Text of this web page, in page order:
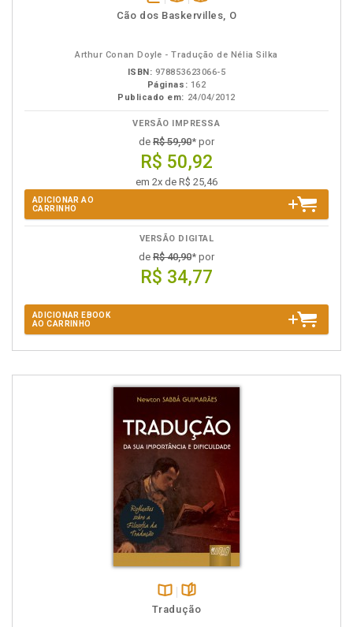
disponívelDisponível
páginas
Cão dos Baskervilles, O
Arthur Conan Doyle - Tradução de Nélia Silka
ISBN: 978853623066-5
Páginas: 162
Publicado em: 24/04/2012
VERSÃO IMPRESSA
de R$ 59,90* por
R$ 50,92
em 2x de R$ 25,46
ADICIONAR AO
CARRINHO
VERSÃO DIGITAL
de R$ 40,90* por
R$ 34,77
ADICIONAR EBOOK
AO CARRINHO
Disponível
páginas
Tradução